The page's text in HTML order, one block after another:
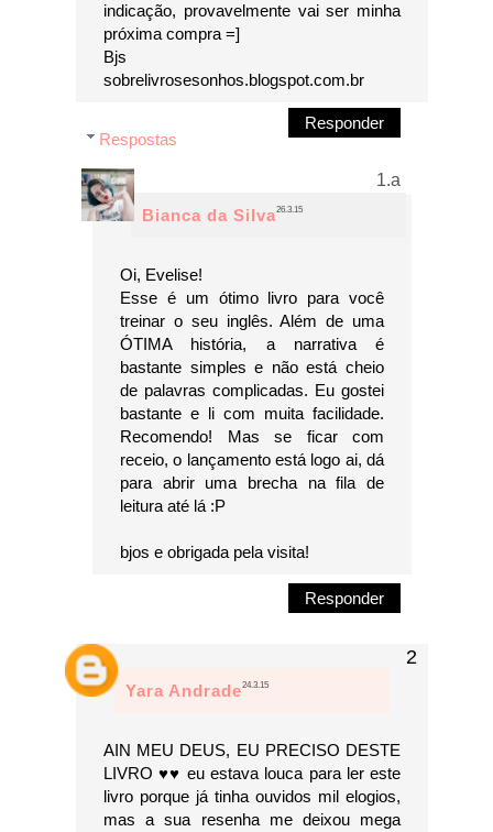
indicação, provavelmente vai ser minha
próxima compra =]
Bjs
sobrelivrosesonhos.blogspot.com.br
Responder
Respostas
Bianca da Silva26.3.15
Oi, Evelise!
Esse é um ótimo livro para você
treinar o seu inglês. Além de uma
ÓTIMA história, a narrativa é
bastante simples e não está cheio
de palavras complicadas. Eu gostei
bastante e li com muita facilidade.
Recomendo! Mas se ficar com
receio, o lançamento está logo ai, dá
para abrir uma brecha na fila de
leitura até lá :P
bjos e obrigada pela visita!
Responder
Yara Andrade24.3.15
AIN MEU DEUS, EU PRECISO DESTE
LIVRO ♥♥ eu estava louca para ler este
livro porque já tinha ouvidos mil elogios,
mas a sua resenha me deixou mega